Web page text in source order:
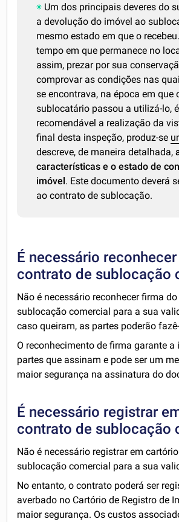
Um dos principais deveres do
a devolução do imóvel ao
mesmo estado em que o
tempo em que permanece no
assim, prezar por sua
comprovar as condições nas
se encontrava, na época em que
sublocatário passou a utilizá-lo, é
recomendável a realização da
final desta inspeção, produz-se
descreve, de maneira detalhada,
características e o estado de
imóvel. Este documento deverá
ao contrato de sublocação.
É necessário
contrato de sublocação
Não é necessário reconhecer firma
sublocação comercial para a sua
caso queiram, as partes poderão
O reconhecimento de firma garante a
partes que assinam e pode ser um
maior segurança na assinatura do
É necessário registrar
contrato de sublocação
Não é necessário registrar em
sublocação comercial para a sua
No entanto, o contrato poderá ser
averbado no Cartório de Registro de
maior segurança. Os custos